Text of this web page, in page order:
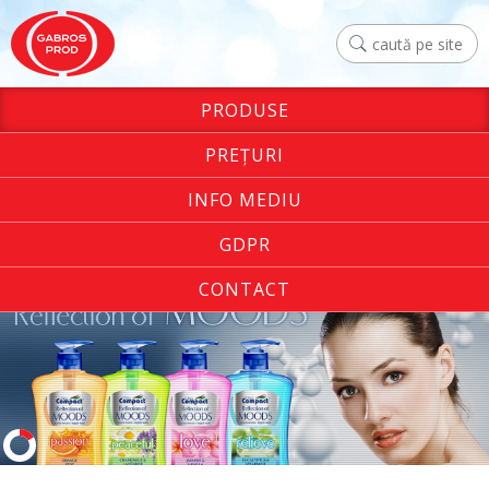
PRODUSE
PREŢURI
INFO MEDIU
GDPR
CONTACT